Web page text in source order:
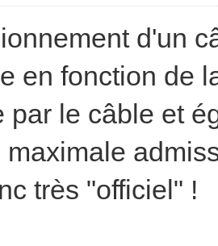
d'un
en fonction de
par le câble et
maximale
très "officiel" !